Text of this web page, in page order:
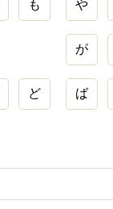
も や
が
ど ば